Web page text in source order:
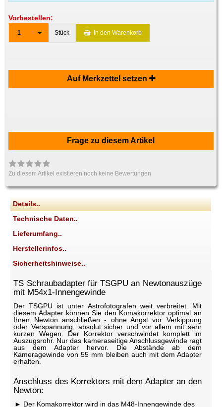
Vorbestellen:
1 Stück In den Warenkorb
Auf Merkzettel setzen
Frage zu diesem Artikel
Zu diesem Artikel existieren noch keine Bewertungen
Details..
Technische Daten..
Lieferumfang..
Herstellerinfos..
Sicherheitshinweise..
TS Schraubadapter für TSGPU an Newtonauszüge
mit M54x1-Innengewinde
Der TSGPU ist unter Astrofotografen weit verbreitet. Mit
diesem Adapter können Sie den Komakorrektor optimal an
Ihren Newton anschließen - ohne Angst vor Verkippung
oder Verspannung, absolut sicher und vor allem mit sehr
kurzen Wegen. Der Korrektor verschwindet komplett im
Auszugsrohr. Nur das kameraseitige Anschlussgewinde ragt
aus dem Adapter hervor. Die Abstände ab dem
Kameragewinde von 55 mm bleiben auch mit dem Adapter
erhalten.
Anschluss des Korrektors mit dem Adapter an den
Newton:
Der Komakorrektor wird in das M48-Innengewinde des